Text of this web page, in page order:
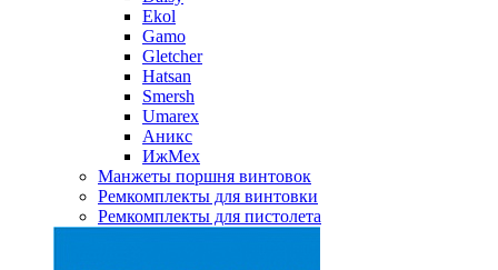
Ekol
Gamo
Gletcher
Hatsan
Smersh
Umarex
Аникс
ИжМех
Манжеты поршня винтовок
Ремкомплекты для винтовки
Ремкомплекты для пистолета